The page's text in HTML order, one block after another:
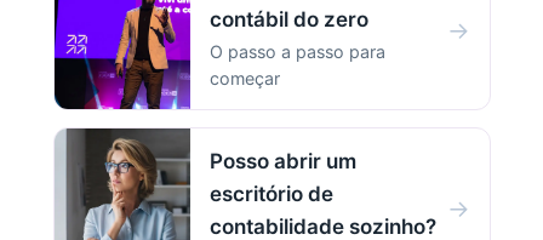
contábil do zero
O passo a passo para
começar
→
Posso abrir um
escritório de
contabilidade sozinho?
→